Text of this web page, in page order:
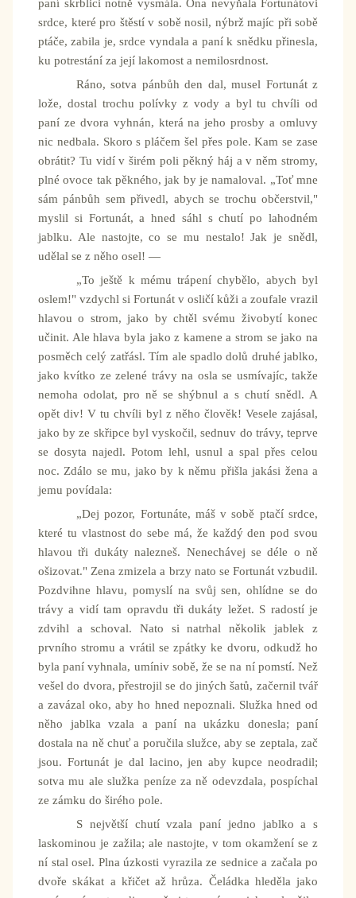
paní skrblici notně vysmála. Ona nevyňala Fortunátovi
srdce, které pro štěstí v sobě nosil, nýbrž majíc při sobě
ptáče, zabila je, srdce vyndala a paní k snědku přinesla,
ku potrestání za její lakomost a nemilosrdnost.
Ráno, sotva pánbůh den dal, musel Fortunát z
lože, dostal trochu polívky z vody a byl tu chvíli od
paní ze dvora vyhnán, která na jeho prosby a omluvy
nic nedbala. Skoro s pláčem šel přes pole. Kam se zase
obrátit? Tu vidí v širém poli pěkný háj a v něm stromy,
plné ovoce tak pěkného, jak by je namaloval. „Toť mne
sám pánbůh sem přivedl, abych se trochu občerstvil,"
myslil si Fortunát, a hned sáhl s chutí po lahodném
jablku. Ale nastojte, co se mu nestalo! Jak je snědl,
udělal se z něho osel! —
„To ještě k mému trápení chybělo, abych byl
oslem!" vzdychl si Fortunát v osličí kůži a zoufale vrazil
hlavou o strom, jako by chtěl svému živobytí konec
učinit. Ale hlava byla jako z kamene a strom se jako na
posměch celý zatřásl. Tím ale spadlo dolů druhé jablko,
jako kvítko ze zelené trávy na osla se usmívajíc, takže
nemoha odolat, pro ně se shýbnul a s chutí snědl. A
opět div! V tu chvíli byl z něho člověk! Vesele zajásal,
jako by ze skřipce byl vyskočil, sednuv do trávy, teprve
se dosyta najedl. Potom lehl, usnul a spal přes celou
noc. Zdálo se mu, jako by k němu přišla jakási žena a
jemu povídala:
„Dej pozor, Fortunáte, máš v sobě ptačí srdce,
které tu vlastnost do sebe má, že každý den pod svou
hlavou tři dukáty nalezneš. Nenechávej se déle o ně
ošizovat." Zena zmizela a brzy nato se Fortunát vzbudil.
Pozdvihne hlavu, pomyslí na svůj sen, ohlídne se do
trávy a vidí tam opravdu tři dukáty ležet. S radostí je
zdvihl a schoval. Nato si natrhal několik jablek z
prvního stromu a vrátil se zpátky ke dvoru, odkudž ho
byla paní vyhnala, umíniv sobě, že se na ní pomstí. Než
vešel do dvora, přestrojil se do jiných šatů, začernil tvář
a zavázal oko, aby ho hned nepoznali. Služka hned od
něho jablka vzala a paní na ukázku donesla; paní
dostala na ně chuť a poručila služce, aby se zeptala, zač
jsou. Fortunát je dal lacino, jen aby kupce neodradil;
sotva mu ale služka peníze za ně odevzdala, pospíchal
ze zámku do širého pole.
S největší chutí vzala paní jedno jablko a s
laskominou je zažila; ale nastojte, v tom okamžení se z
ní stal osel. Plna úzkosti vyrazila ze sednice a začala po
dvoře skákat a křičet až hrůza. Čeládka hleděla jako